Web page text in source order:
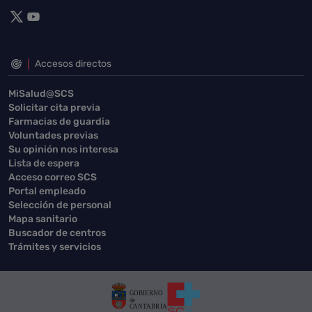
Accesos directos
MiSalud@SCS
Solicitar cita previa
Farmacias de guardia
Voluntades previas
Su opinión nos interesa
Lista de espera
Acceso correo SCS
Portal empleado
Selección de personal
Mapa sanitario
Buscador de centros
Trámites y servicios